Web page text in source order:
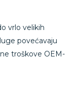
vrlo velikih
povećavaju
troškove OEM-